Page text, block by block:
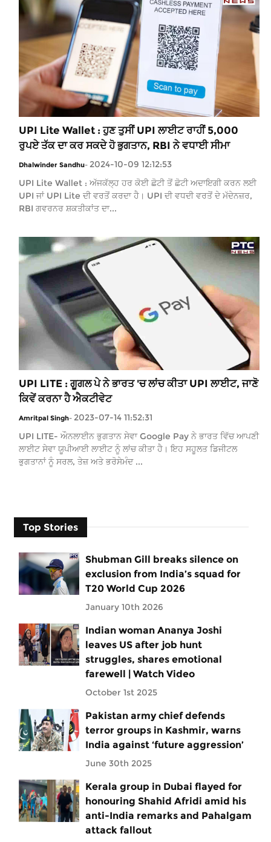
UPI Lite Wallet : ਹੁਣ ਤੁਸੀਂ UPI ਲਾਈਟ ਰਾਹੀਂ 5,000
ਰੁਪਏ ਤੱਕ ਦਾ ਕਰ ਸਕਦੇ ਹੋ ਭੁਗਤਾਨ, RBI ਨੇ ਵਧਾਈ ਸੀਮਾ
Dhalwinder Sandhu- 2024-10-09 12:12:53
UPI Lite Wallet : ਅੱਜਕੱਲ੍ਹ ਹਰ ਕੋਈ ਛੋਟੀ ਤੋਂ ਛੋਟੀ ਅਦਾਇਗੀ ਕਰਨ ਲਈ
UPI ਜਾਂ UPI Lite ਦੀ ਵਰਤੋਂ ਕਰਦਾ ਹੈ। UPI ਦੀ ਵਧਦੀ ਵਰਤੋਂ ਦੇ ਮੱਦੇਨਜ਼ਰ,
RBI ਗਵਰਨਰ ਸ਼ਕਤੀਕਾਂਤ ਦਾ...
UPI LITE : ਗੂਗਲ ਪੇ ਨੇ ਭਾਰਤ 'ਚ ਲਾਂਚ ਕੀਤਾ UPI ਲਾਈਟ, ਜਾਣੋ
ਕਿਵੇਂ ਕਰਨਾ ਹੈ ਐਕਟੀਵੇਟ
Amritpal Singh- 2023-07-14 11:52:31
UPI LITE- ਔਨਲਾਈਨ ਭੁਗਤਾਨ ਸੇਵਾ Google Pay ਨੇ ਭਾਰਤ ਵਿੱਚ ਆਪਣੀ
ਲਾਈਟ ਸੇਵਾ ਯੂਪੀਆਈ ਲਾਈਟ ਨੂੰ ਲਾਂਚ ਕੀਤਾ ਹੈ। ਇਹ ਸਹੂਲਤ ਡਿਜੀਟਲ
ਭੁਗਤਾਨਾਂ ਨੂੰ ਸਰਲ, ਤੇਜ਼ ਅਤੇ ਭਰੋਸੇਮੰਦ ...
Top Stories
Shubman Gill breaks silence on
exclusion from India’s squad for
T20 World Cup 2026
January 10th 2026
Indian woman Ananya Joshi
leaves US after job hunt
struggles, shares emotional
farewell | Watch Video
October 1st 2025
Pakistan army chief defends
terror groups in Kashmir, warns
India against ‘future aggression’
June 30th 2025
Kerala group in Dubai flayed for
honouring Shahid Afridi amid his
anti-India remarks and Pahalgam
attack fallout